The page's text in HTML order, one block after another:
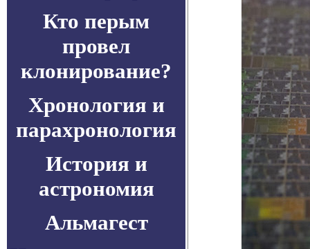
Кто перым
провел
клонирование?
Хронология и
парахронология
История и
астрономия
Альмагест